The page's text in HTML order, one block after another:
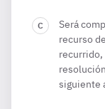
Será
recurso
recurrido,
siguiente